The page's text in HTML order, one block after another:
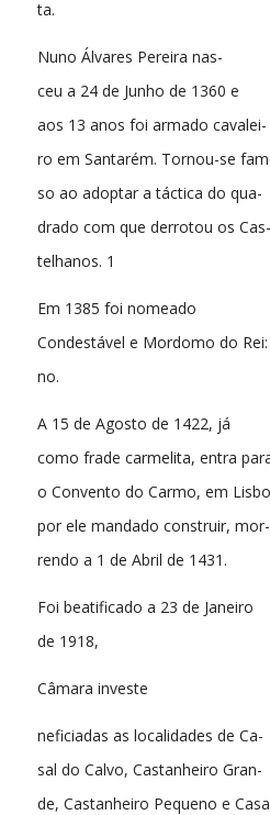
ta.
Nuno Álvares Pereira nas-
ceu a 24 de Junho de 1360 e
aos 13 anos foi armado cavalei-
ro em Santarém. Tornou-se
so ao adoptar a táctica do qua-
drado com que derrotou os Cas-
telhanos. 1
Em 1385 foi nomeado
Condestável e Mordomo do Rei:
no.
A 15 de Agosto de 1422, já
como frade carmelita, entra
o Convento do Carmo, em
por ele mandado construir, mor-
rendo a 1 de Abril de 1431.
Foi beatificado a 23 de Janeiro
de 1918,
Câmara investe
neficiadas as localidades de Ca-
sal do Calvo, Castanheiro Gran-
de, Castanheiro Pequeno e